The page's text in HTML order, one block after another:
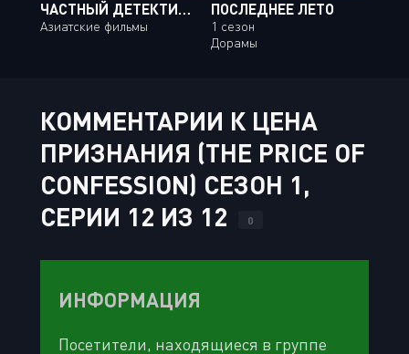
ЧАСТНЫЙ ДЕТЕКТИВ: НАЧАЛО / PRIVATE INVESTIGATOR: THE BEGINNING
Азиатские фильмы
ПОСЛЕДНЕЕ ЛЕТО
1 сезон
Дорамы
КОММЕНТАРИИ К ЦЕНА
ПРИЗНАНИЯ (THE PRICE OF
CONFESSION) СЕЗОН 1,
СЕРИИ 12 ИЗ 12
0
ИНФОРМАЦИЯ
Посетители, находящиеся в группе